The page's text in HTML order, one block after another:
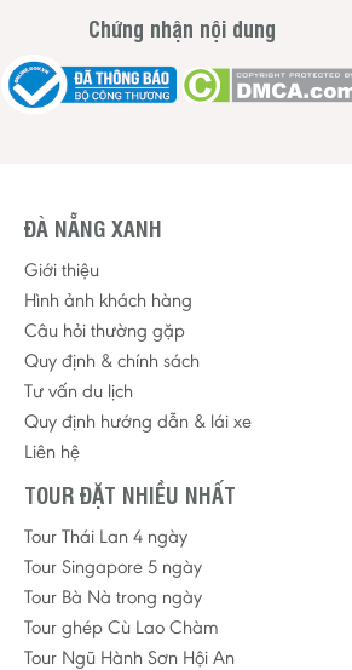
Chứng nhận nội dung
ĐÀ NẴNG XANH
Giới thiệu
Hình ảnh khách hàng
Câu hỏi thường gặp
Quy định & chính sách
Tư vấn du lịch
Quy định hướng dẫn & lái xe
Liên hệ
TOUR ĐẶT NHIỀU NHẤT
Tour Thái Lan 4 ngày
Tour Singapore 5 ngày
Tour Bà Nà trong ngày
Tour ghép Cù Lao Chàm
Tour Ngũ Hành Sơn Hội An